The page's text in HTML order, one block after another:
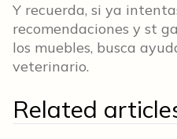
Y recuerda, si ya
recomendaciones y st
los muebles, busca
veterinario.
Related